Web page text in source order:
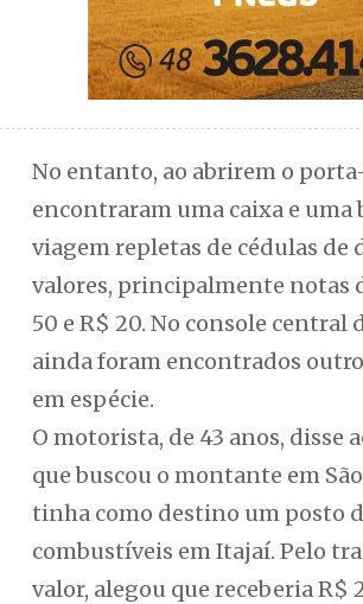
No entanto, ao abrirem o
encontraram uma caixa e uma
viagem repletas de cédulas de
valores, principalmente notas
50 e R$ 20. No console central
ainda foram encontrados
em espécie.
O motorista, de 43 anos, disse
que buscou o montante em
tinha como destino um posto
combustíveis em Itajaí. Pelo
valor, alegou que receberia R$